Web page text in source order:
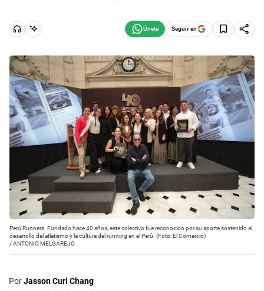
Seguir en
Perú Runners. Fundado hace 40 años, este colectivo fue reconocido por su aporte sostenido al
desarrollo del atletismo y la cultura del running en el Perú. (Foto: El Comercio)
/ANTONIO MELGAREJO
PorJasson Curi Chang